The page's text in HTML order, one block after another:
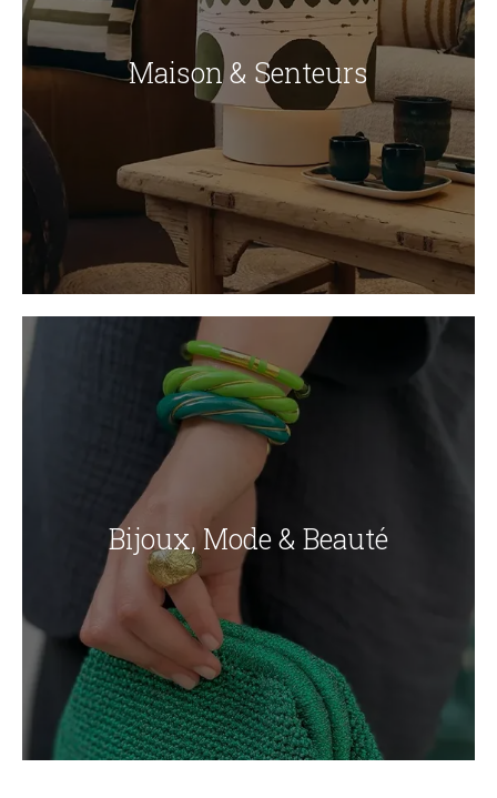
Maison & Senteurs
Bijoux, Mode & Beauté